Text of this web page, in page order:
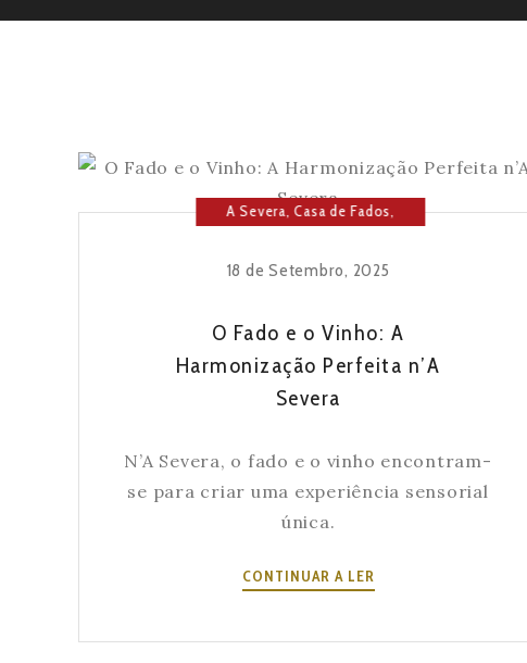
A Severa,Casa de Fados,
18 de Setembro, 2025
O Fado e o Vinho: A
Harmonização Perfeita n’A
Severa
N’A Severa, o fado e o vinho encontram-
se para criar uma experiência sensorial
única.
CONTINUAR A LER